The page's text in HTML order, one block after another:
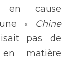
en cause
« Chine
pas de
en matière